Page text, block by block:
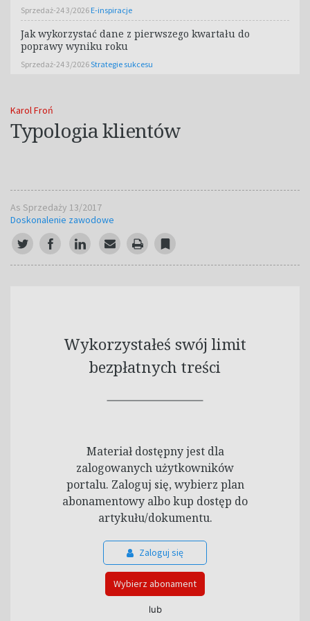
Karol Froń
Typologia klientów
As Sprzedaży 13/2017
Doskonalenie zawodowe
Wykorzystałeś swój limit
bezpłatnych treści
Materiał dostępny jest dla
zalogowanych użytkowników
portalu. Zaloguj się, wybierz plan
abonamentowy albo kup dostęp do
artykułu/dokumentu.
Zaloguj się
Wybierz abonament
lub
Sprzedaż-24 3/2026 E-inspiracje
Jak wykorzystać dane z pierwszego kwartału do
poprawy wyniku roku
Sprzedaż-24 3/2026Strategie sukcesu